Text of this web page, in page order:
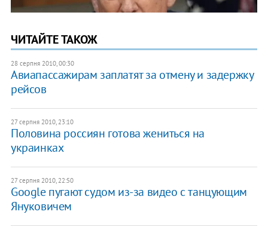
ЧИТАЙТЕ ТАКОЖ
28 серпня 2010, 00:30
Авиапассажирам заплатят за отмену и задержку
рейсов
27 серпня 2010, 23:10
Половина россиян готова жениться на
украинках
27 серпня 2010, 22:50
Google пугают судом из-за видео с танцующим
Януковичем